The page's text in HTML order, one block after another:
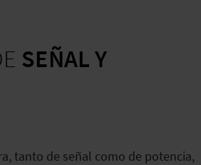
SEÑAL Y
tanto de señal como de potencia,